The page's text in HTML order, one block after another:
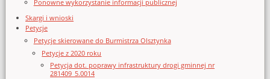
Ponowne wykorzystanie informacji publicznej
Skargi i wnioski
Petycje
Petycje skierowane do Burmistrza Olsztynka
Petycje z 2020 roku
Petycja dot. poprawy infrastruktury drogi gminnej nr
281409_5.0014